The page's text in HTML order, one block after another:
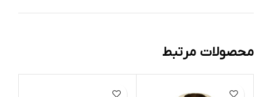
محصولات مرتبط